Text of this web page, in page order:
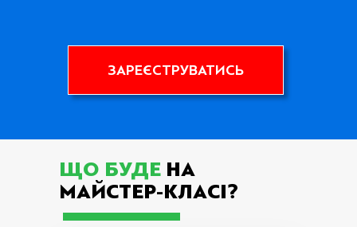
ЗАРЕЄСТРУВАТИСЬ
ЩО БУДЕ НА
МАЙСТЕР-КЛАСІ?